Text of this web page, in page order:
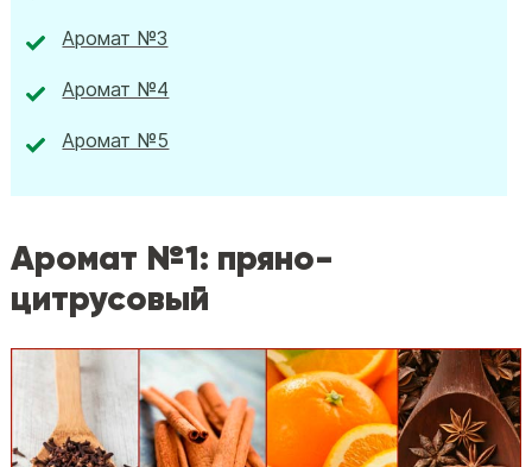
Аромат №3
Аромат №4
Аромат №5
Аромат №1: пряно-
цитрусовый